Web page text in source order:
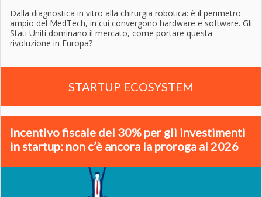
Dalla diagnostica in vitro alla chirurgia robotica: è il perimetro
ampio del MedTech, in cui convergono hardware e software. Gli
Stati Uniti dominano il mercato, come portare questa
rivoluzione in Europa?
STARTUP ECOSYSTEM
Incentivo fiscale del 30% per gli investimenti
in startup: non c’è ancora la proroga al 2026